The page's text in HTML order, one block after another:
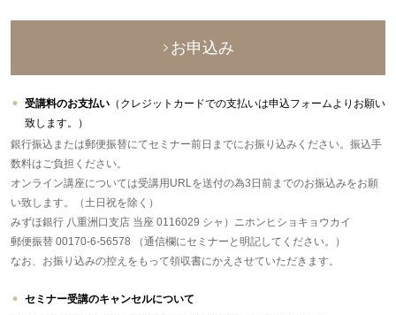
お申込み
受講料のお支払い （クレジットカードでの支払いは申込フォームよりお願い
致します。）
銀行振込または郵便振替にてセミナー前日までにお振り込みください。振込手
数料はご負担ください。
オンライン講座については受講用URLを送付の為3日前までのお振込みをお願
い致します。（土日祝を除く）
みずほ銀行 八重洲口支店 当座 0116029 シャ）ニホンヒショキョウカイ
郵便振替 00170-6-56578 （通信欄にセミナーと明記してください。）
なお、お振り込みの控えをもって領収書にかえさせていただきます。
セミナー受講のキャンセルについて